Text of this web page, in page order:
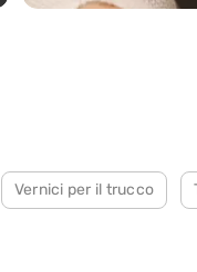
Vernici per il trucco